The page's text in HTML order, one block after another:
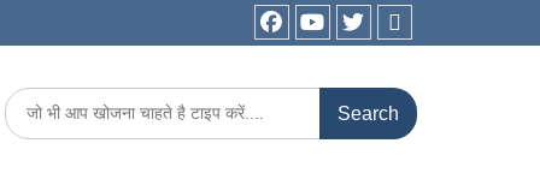
facebookyoutubeTwitterWhatsApp
Search
for: